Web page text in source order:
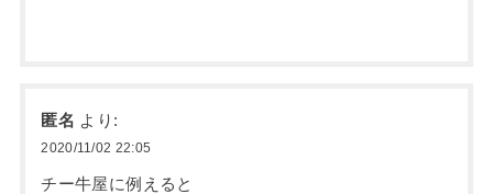
匿名 より:
2020/11/02 22:05
チー牛屋に例えると